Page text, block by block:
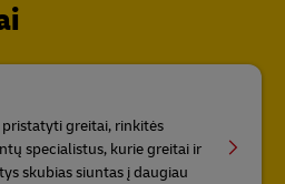
pristatyti greitai, rinkitės
specialistus, kurie greitai ir
skubias siuntas į daugiau